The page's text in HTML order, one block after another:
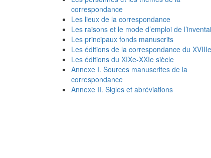
correspondance
Les lieux de la correspondance
Les raisons et le mode d’emploi de
Les principaux fonds manuscrits
Les éditions de la correspondance du
Les éditions du XIXe-XXIe siècle
Annexe I. Sources manuscrites de la
correspondance
Annexe II. Sigles et abréviations